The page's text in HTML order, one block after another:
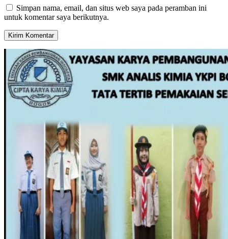
Simpan nama, email, dan situs web saya pada peramban ini
untuk komentar saya berikutnya.